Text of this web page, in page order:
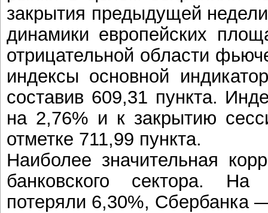
закрытия предыдущей
динамики европейских
отрицательной области
индексы основной
составив 609,31 пункта.
на 2,76% и к закрытию
отметке 711,99 пункта.
Наиболее значительная
банковского сектора.
потеряли 6,30%, Сбербанка